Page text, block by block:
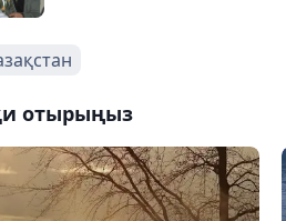
отырыңыз